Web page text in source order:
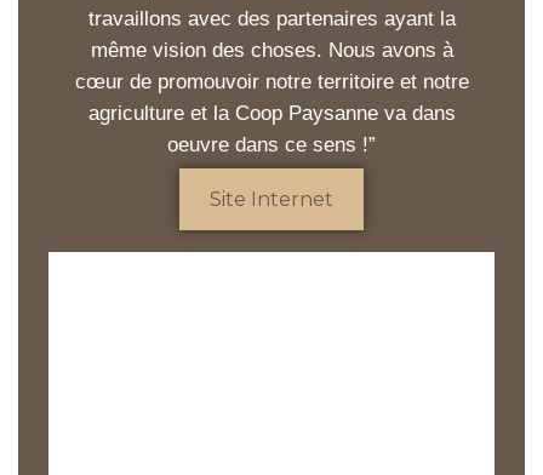
travaillons avec des partenaires ayant la
même vision des choses. Nous avons à
cœur de promouvoir notre territoire et notre
agriculture et la Coop Paysanne va dans
oeuvre dans ce sens !”
Site Internet